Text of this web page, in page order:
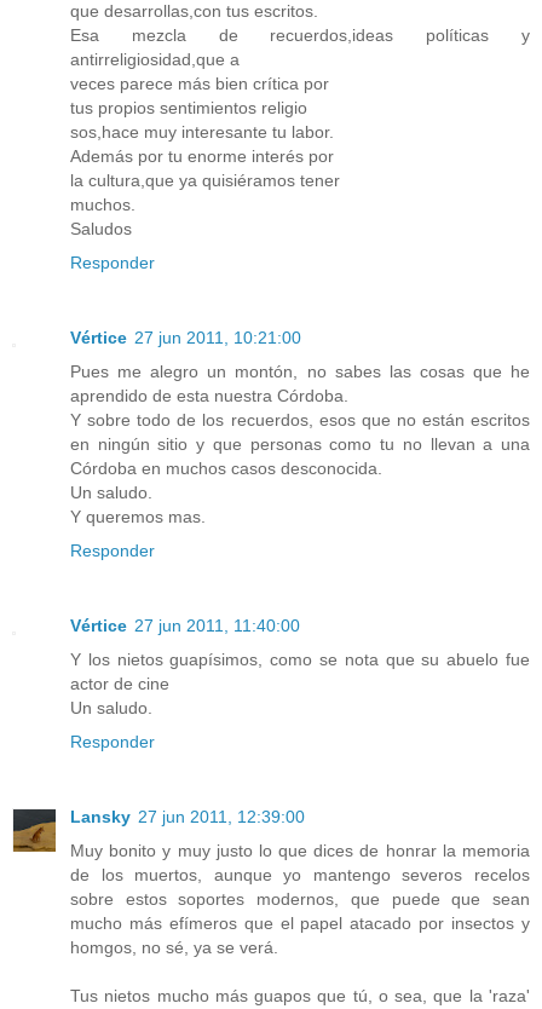
que desarrollas,con tus escritos.
Esa mezcla de recuerdos,ideas políticas y
antirreligiosidad,que a
veces parece más bien crítica por
tus propios sentimientos religio
sos,hace muy interesante tu labor.
Además por tu enorme interés por
la cultura,que ya quisiéramos tener
muchos.
Saludos
Responder
Vértice 27 jun 2011, 10:21:00
Pues me alegro un montón, no sabes las cosas que he
aprendido de esta nuestra Córdoba.
Y sobre todo de los recuerdos, esos que no están escritos
en ningún sitio y que personas como tu no llevan a una
Córdoba en muchos casos desconocida.
Un saludo.
Y queremos mas.
Responder
Vértice 27 jun 2011, 11:40:00
Y los nietos guapísimos, como se nota que su abuelo fue
actor de cine
Un saludo.
Responder
Lansky 27 jun 2011, 12:39:00
Muy bonito y muy justo lo que dices de honrar la memoria
de los muertos, aunque yo mantengo severos recelos
sobre estos soportes modernos, que puede que sean
mucho más efímeros que el papel atacado por insectos y
homgos, no sé, ya se verá.
Tus nietos mucho más guapos que tú, o sea, que la 'raza'